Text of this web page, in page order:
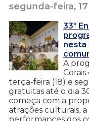
segunda-feira,
33º
nesta
A
terça-feira (18) e
gratuitas até o dia
começa com a
atrações culturais,
performances dos